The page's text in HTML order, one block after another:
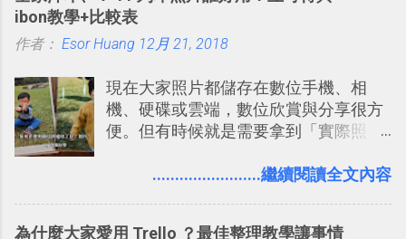
保持聯繫。 如果你需要中文版的同類平
台，可以參考： JANDI 高效率團隊通訊
戶 。 2017/3 新增 ： Sortd for Slack：
改造 Slack 討論串介面變成專案任務排
程看板
張資料地圖（例如我之前在製作一本新
書時建立的「 台灣推薦空拍地點地圖
規劃自助旅行路線！ Google 「我的地
圖」在規劃自助旅行路線時可以解決許
多問題： 國外地點名稱地址常常難懂，
稱。 在規劃路線之外，自訂地圖還能補
ibon教學+比較表
作者： Esor Huang 12月 21, 2018
現在大家照片都儲存在數位手機、相
機、硬碟或雲端，數位欣賞與分享很方
便。但有時候就是需要拿到「實際照
要製作家庭相框 用照片來當小禮物 把照
........................繼續閱讀全文內容
為什麼大家愛用 Trello ？最佳整理教學讓事情